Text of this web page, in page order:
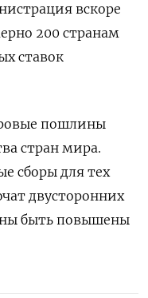
вскоре
200 странам
ставок
пошлины
стран мира.
сборы для тех
двусторонних
быть повышены